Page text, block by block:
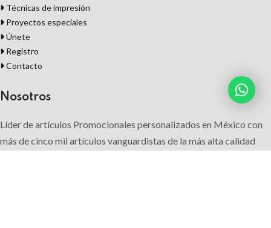
Técnicas de impresión
Proyectos especiales
Únete
Registro
Contacto
Nosotros
Líder de artículos Promocionales personalizados en México con
más de cinco mil artículos vanguardistas de la más alta calidad